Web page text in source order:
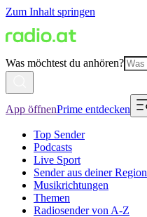
Zum Inhalt springen
Was möchtest du anhören?
App öffnenPrime entdecken
Top Sender
Podcasts
Live Sport
Sender aus deiner Region
Musikrichtungen
Themen
Radiosender von A-Z